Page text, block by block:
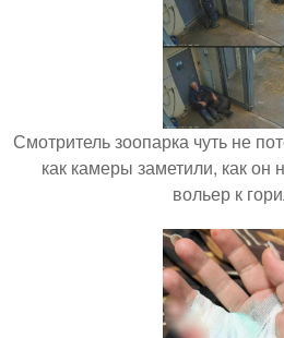
Смотритель зоопарка чуть не
как камеры заметили, как он
вольер к